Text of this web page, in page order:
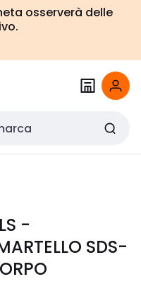
osserverà delle
-
SDS-